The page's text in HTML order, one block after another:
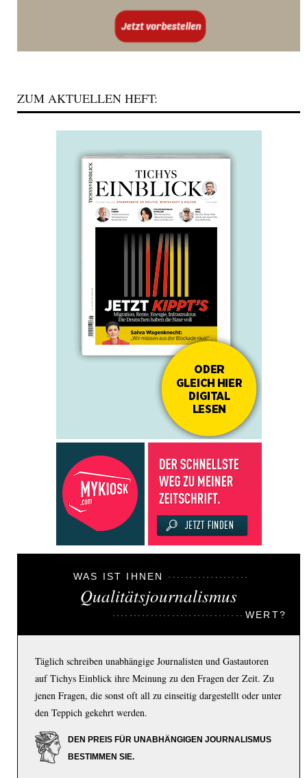
ZUM AKTUELLEN HEFT:
WAS IST IHNEN
Qualitätsjournalismus
WERT?
Täglich schreiben unabhängige Journalisten und Gastautoren
auf Tichys Einblick ihre Meinung zu den Fragen der Zeit. Zu
jenen Fragen, die sonst oft all zu einseitig dargestellt oder unter
den Teppich gekehrt werden.
DEN PREIS FÜR UNABHÄNGIGEN JOURNALISMUS
BESTIMMEN SIE.